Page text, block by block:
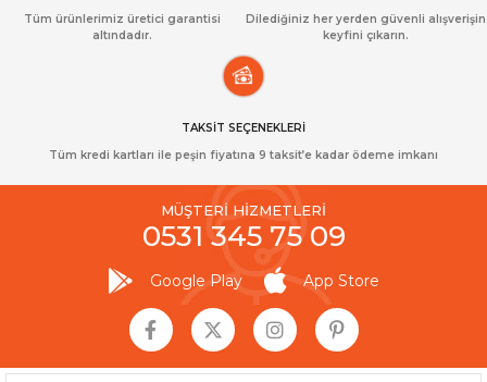
Tüm ürünlerimiz üretici garantisi
altındadır.
Dilediğiniz her yerden güvenli alışverişin
keyfini çıkarın.
TAKSİT SEÇENEKLERİ
Tüm kredi kartları ile peşin fiyatına 9 taksit’e kadar ödeme imkanı
MÜŞTERİ HİZMETLERİ
0531 345 75 09
Google Play App Store